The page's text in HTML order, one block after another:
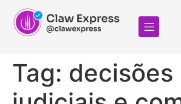
Tag: decisões